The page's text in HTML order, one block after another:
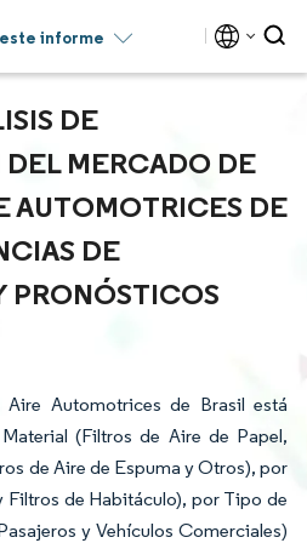
informe
DE
MERCADO DE
AUTOMOTRICES DE
DE
PRONÓSTICOS
Automotrices de Brasil está
(Filtros de Aire de Papel,
de Aire de Espuma y Otros), por
de Habitáculo), por Tipo de
y Vehículos Comerciales)